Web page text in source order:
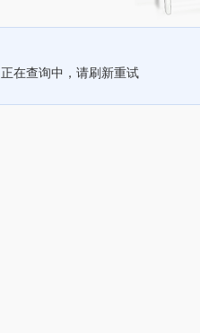
正在查询中，请刷新重试